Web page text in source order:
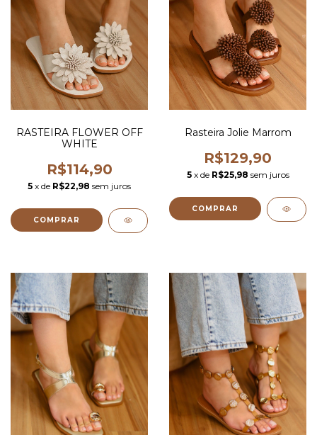
RASTEIRA FLOWER OFF
WHITE
R$114,90
5 x de R$22,98 sem juros
COMPRAR
Rasteira Jolie Marrom
R$129,90
5 x de R$25,98 sem juros
COMPRAR